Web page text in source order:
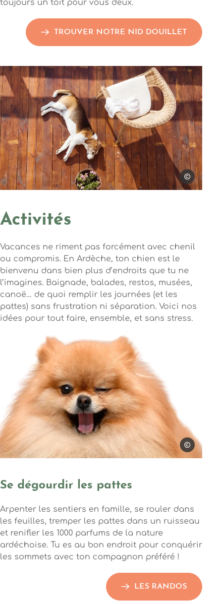
Photo, © halfpoint
halfpoint
toujours un toit pour vous deux.
TROUVER NOTRE NID DOUILLET
Activités
Vacances ne riment pas forcément avec chenil
ou compromis. En Ardèche, ton chien est le
bienvenu dans bien plus d’endroits que tu ne
l’imagines. Baignade, balades, restos, musées,
canoë… de quoi remplir les journées (et les
pattes) sans frustration ni séparation. Voici nos
idées pour tout faire, ensemble, et sans stress.
Photo, © Enduro
Enduro
Se dégourdir les pattes
Arpenter les sentiers en famille, se rouler dans
les feuilles, tremper les pattes dans un ruisseau
et renifler les 1000 parfums de la nature
ardéchoise. Tu es au bon endroit pour conquérir
les sommets avec ton compagnon préféré !
LES RANDOS